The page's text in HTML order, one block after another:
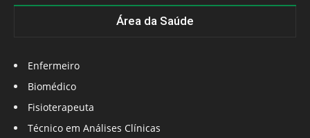
Área da Saúde
Enfermeiro
Biomédico
Fisioterapeuta
Técnico em Análises Clínicas